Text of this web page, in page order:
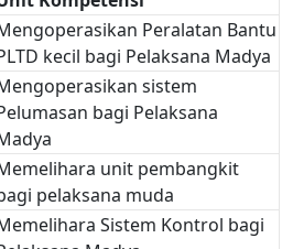
Peralatan Bantu
kecil bagi Pelaksana Madya
sistem
bagi Pelaksana
unit pembangkit
pelaksana muda
Sistem Kontrol bagi